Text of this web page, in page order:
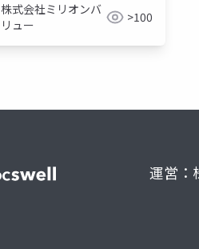
株式会社ミリオンバ
リュー
>100
運営：